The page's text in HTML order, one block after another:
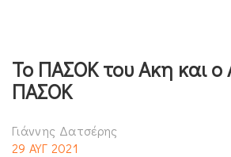
Το ΠΑΣΟΚ του Ακη και ο
ΠΑΣΟΚ
Γιάννης Δατσέρης
29 ΑΥΓ 2021